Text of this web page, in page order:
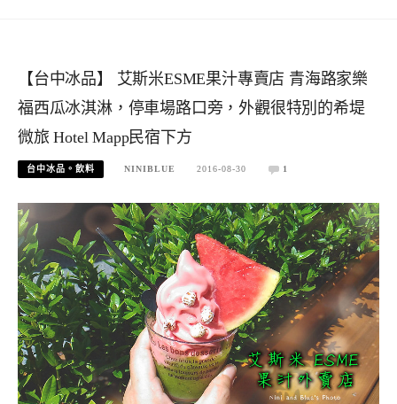
【台中冰品】 艾斯米ESME果汁專賣店 青海路家樂
福西瓜冰淇淋，停車場路口旁，外觀很特別的希堤
微旅 Hotel Mapp民宿下方
台中冰品。飲料 NINIBLUE 2016-08-30 1